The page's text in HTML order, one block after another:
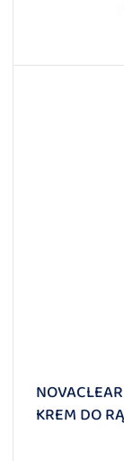
KREM DO